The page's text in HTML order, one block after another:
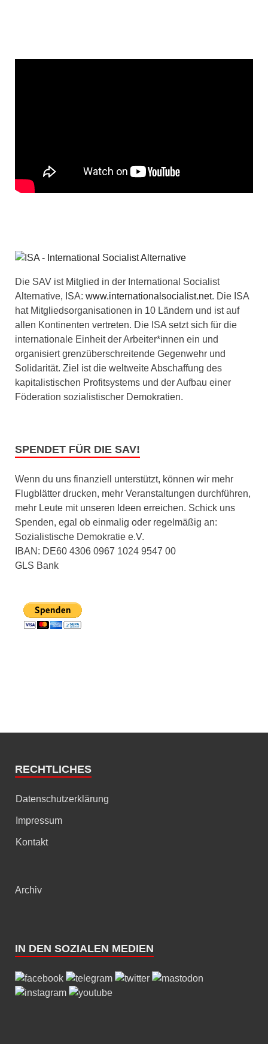
Die SAV ist Mitglied in der International Socialist
Alternative, ISA: www.internationalsocialist.net. Die ISA
hat Mitgliedsorganisationen in 10 Ländern und ist auf
allen Kontinenten vertreten. Die ISA setzt sich für die
internationale Einheit der Arbeiter*innen ein und
organisiert grenzüberschreitende Gegenwehr und
Solidarität. Ziel ist die weltweite Abschaffung des
kapitalistischen Profitsystems und der Aufbau einer
Föderation sozialistischer Demokratien.
SPENDET FÜR DIE SAV!
Wenn du uns finanziell unterstützt, können wir mehr
Flugblätter drucken, mehr Veranstaltungen durchführen,
mehr Leute mit unseren Ideen erreichen. Schick uns
Spenden, egal ob einmalig oder regelmäßig an:
Sozialistische Demokratie e.V.
IBAN: DE60 4306 0967 1024 9547 00
GLS Bank
RECHTLICHES
Datenschutzerklärung
Impressum
Kontakt
Archiv
IN DEN SOZIALEN MEDIEN